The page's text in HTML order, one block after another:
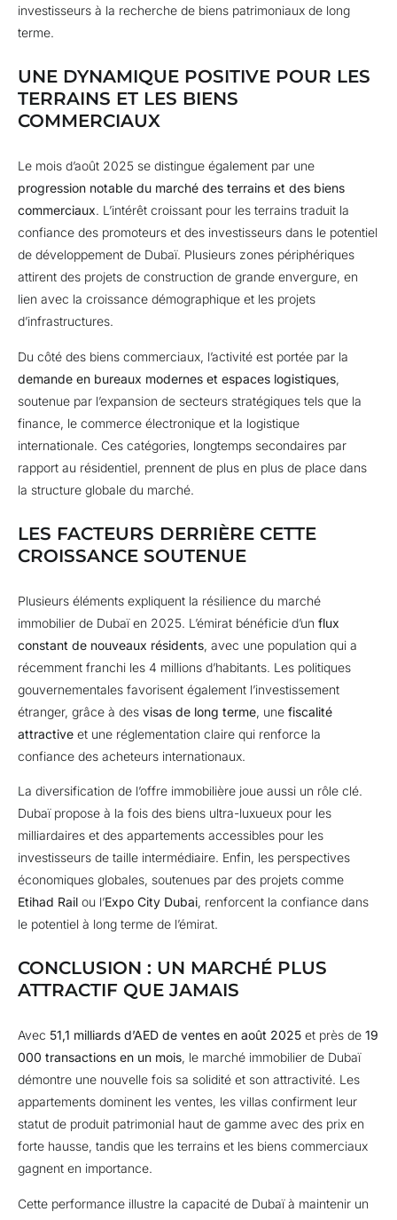
investisseurs à la recherche de biens patrimoniaux de long
terme.
UNE DYNAMIQUE POSITIVE POUR LES
TERRAINS ET LES BIENS
COMMERCIAUX
Le mois d’août 2025 se distingue également par une
progression notable du marché des terrains et des biens
commerciaux. L’intérêt croissant pour les terrains traduit la
confiance des promoteurs et des investisseurs dans le potentiel
de développement de Dubaï. Plusieurs zones périphériques
attirent des projets de construction de grande envergure, en
lien avec la croissance démographique et les projets
d’infrastructures.
Du côté des biens commerciaux, l’activité est portée par la
demande en bureaux modernes et espaces logistiques,
soutenue par l’expansion de secteurs stratégiques tels que la
finance, le commerce électronique et la logistique
internationale. Ces catégories, longtemps secondaires par
rapport au résidentiel, prennent de plus en plus de place dans
la structure globale du marché.
LES FACTEURS DERRIÈRE CETTE
CROISSANCE SOUTENUE
Plusieurs éléments expliquent la résilience du marché
immobilier de Dubaï en 2025. L’émirat bénéficie d’un flux
constant de nouveaux résidents, avec une population qui a
récemment franchi les 4 millions d’habitants. Les politiques
gouvernementales favorisent également l’investissement
étranger, grâce à des visas de long terme, une fiscalité
attractive et une réglementation claire qui renforce la
confiance des acheteurs internationaux.
La diversification de l’offre immobilière joue aussi un rôle clé.
Dubaï propose à la fois des biens ultra-luxueux pour les
milliardaires et des appartements accessibles pour les
investisseurs de taille intermédiaire. Enfin, les perspectives
économiques globales, soutenues par des projets comme
Etihad Rail ou l’Expo City Dubai, renforcent la confiance dans
le potentiel à long terme de l’émirat.
CONCLUSION : UN MARCHÉ PLUS
ATTRACTIF QUE JAMAIS
Avec 51,1 milliards d’AED de ventes en août 2025 et près de 19
000 transactions en un mois, le marché immobilier de Dubaï
démontre une nouvelle fois sa solidité et son attractivité. Les
appartements dominent les ventes, les villas confirment leur
statut de produit patrimonial haut de gamme avec des prix en
forte hausse, tandis que les terrains et les biens commerciaux
gagnent en importance.
Cette performance illustre la capacité de Dubaï à maintenir un